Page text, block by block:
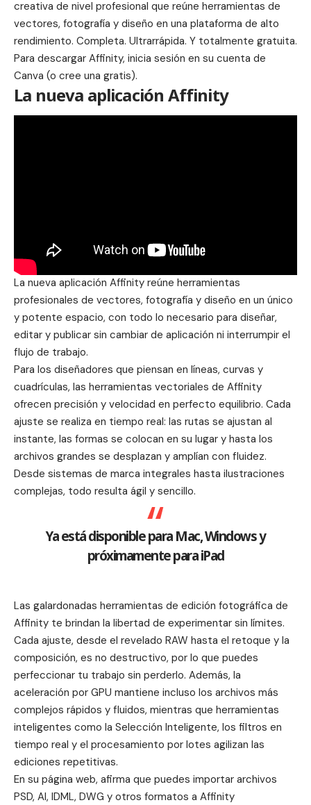
creativa de nivel profesional que reúne herramientas de
vectores, fotografía y diseño en una plataforma de alto
rendimiento. Completa. Ultrarrápida. Y totalmente gratuita.
Para descargar Affinity, inicia sesión en su cuenta de
Canva (o cree una gratis).
La nueva aplicación Affinity
La nueva aplicación Affinity reúne herramientas
profesionales de vectores, fotografía y diseño en un único
y potente espacio, con todo lo necesario para diseñar,
editar y publicar sin cambiar de aplicación ni interrumpir el
flujo de trabajo.
Para los diseñadores que piensan en líneas, curvas y
cuadrículas, las herramientas vectoriales de Affinity
ofrecen precisión y velocidad en perfecto equilibrio. Cada
ajuste se realiza en tiempo real: las rutas se ajustan al
instante, las formas se colocan en su lugar y hasta los
archivos grandes se desplazan y amplían con fluidez.
Desde sistemas de marca integrales hasta ilustraciones
complejas, todo resulta ágil y sencillo.
Ya está disponible para Mac, Windows y
próximamente para iPad
Las galardonadas herramientas de edición fotográfica de
Affinity te brindan la libertad de experimentar sin límites.
Cada ajuste, desde el revelado RAW hasta el retoque y la
composición, es no destructivo, por lo que puedes
perfeccionar tu trabajo sin perderlo. Además, la
aceleración por GPU mantiene incluso los archivos más
complejos rápidos y fluidos, mientras que herramientas
inteligentes como la Selección Inteligente, los filtros en
tiempo real y el procesamiento por lotes agilizan las
ediciones repetitivas.
En su página web, afirma que puedes importar archivos
PSD, AI, IDML, DWG y otros formatos a Affinity